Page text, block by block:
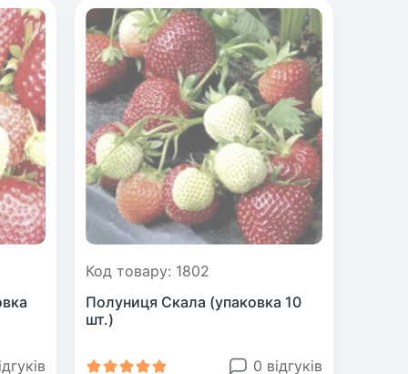
Код товару: 1802
Полуниця Скала (упаковка 10
шт.)
0 відгуків